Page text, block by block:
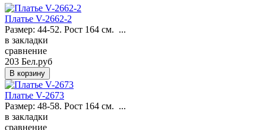
Платье V-2662-2
Размер: 44-52. Рост 164 см. ...
в закладки
сравнение
203 Бел.руб
Платье V-2673
Размер: 48-58. Рост 164 см. ...
в закладки
сравнение